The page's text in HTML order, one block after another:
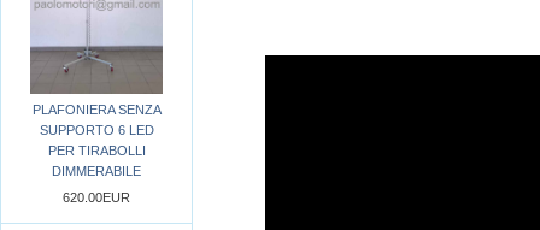
PLAFONIERA SENZA
SUPPORTO 6 LED
PER TIRABOLLI
DIMMERABILE
620.00EUR